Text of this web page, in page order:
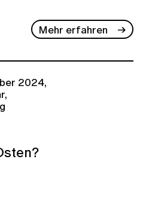
Mehr erfahren
2024,